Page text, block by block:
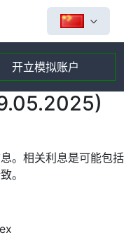
开立模拟账户
。相关利息是可能包括
。